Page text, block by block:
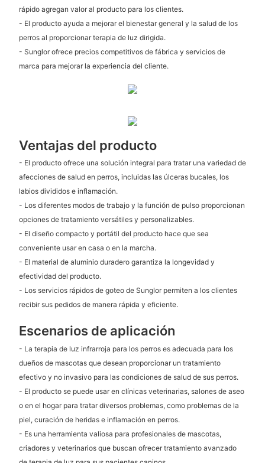
rápido agregan valor al producto para los clientes.
- El producto ayuda a mejorar el bienestar general y la salud de los
perros al proporcionar terapia de luz dirigida.
- Sunglor ofrece precios competitivos de fábrica y servicios de
marca para mejorar la experiencia del cliente.
Ventajas del producto
- El producto ofrece una solución integral para tratar una variedad de
afecciones de salud en perros, incluidas las úlceras bucales, los
labios divididos e inflamación.
- Los diferentes modos de trabajo y la función de pulso proporcionan
opciones de tratamiento versátiles y personalizables.
- El diseño compacto y portátil del producto hace que sea
conveniente usar en casa o en la marcha.
- El material de aluminio duradero garantiza la longevidad y
efectividad del producto.
- Los servicios rápidos de goteo de Sunglor permiten a los clientes
recibir sus pedidos de manera rápida y eficiente.
Escenarios de aplicación
- La terapia de luz infrarroja para los perros es adecuada para los
dueños de mascotas que desean proporcionar un tratamiento
efectivo y no invasivo para las condiciones de salud de sus perros.
- El producto se puede usar en clínicas veterinarias, salones de aseo
o en el hogar para tratar diversos problemas, como problemas de la
piel, curación de heridas e inflamación en perros.
- Es una herramienta valiosa para profesionales de mascotas,
criadores y veterinarios que buscan ofrecer tratamiento avanzado